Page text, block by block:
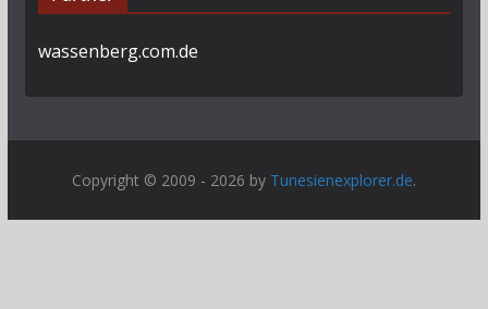
wassenberg.com.de
Copyright © 2009 - 2026 by Tunesienexplorer.de.